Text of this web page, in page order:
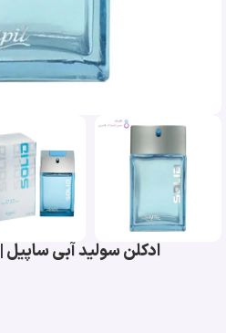
ادکلن سولید آبی ساپیل | Solid Sapil for men blue